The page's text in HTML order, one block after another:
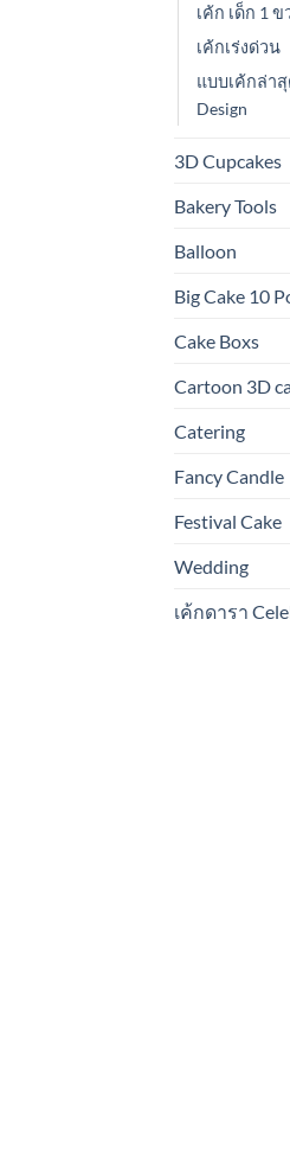
เค้ก เด็ก 1 ข
เค้กเร่งด่วน
แบบเค้กล่าสุ
Design
3D Cupcakes
Bakery Tools
Balloon
Big Cake 10
Cake Boxs
Cartoon 3D
Catering
Fancy Candle
Festival Cake
Wedding
เค้กดารา